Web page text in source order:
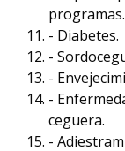
programas.
- Diabetes.
-
-
-
ceguera.
-